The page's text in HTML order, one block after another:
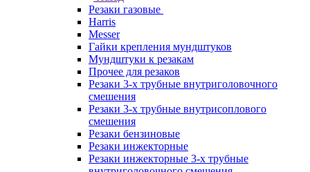
Резаки газовые
Harris
Messer
Гайки крепления мундштуков
Мундштуки к резакам
Прочее для резаков
Резаки 3-х трубные внутриголовочного
смешения
Резаки 3-х трубные внутрисоплового
смешения
Резаки бензиновые
Резаки инжекторные
Резаки инжекторные 3-х трубные